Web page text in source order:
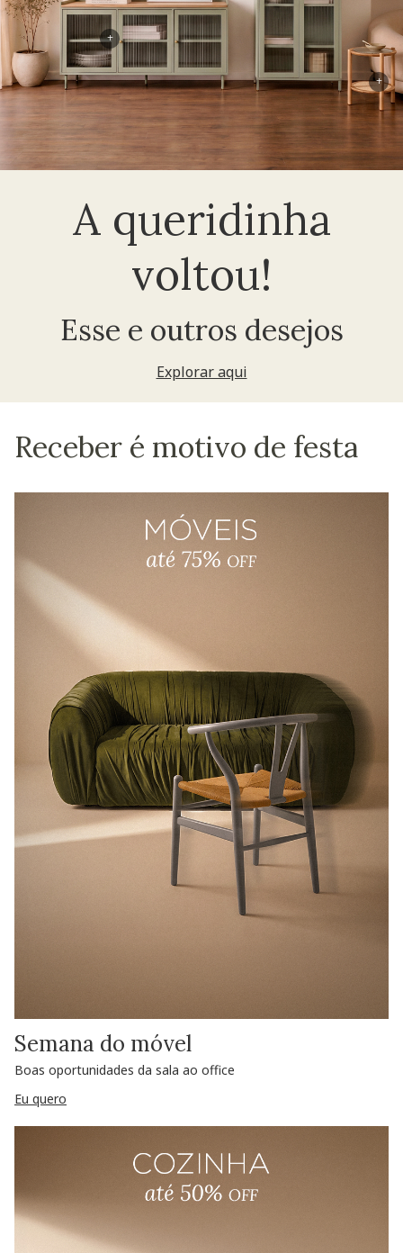
A queridinha
voltou!
Esse e outros desejos
Explorar aqui
+
+
Receber é motivo de festa
Semana do móvel
Boas oportunidades da sala ao office
Eu quero